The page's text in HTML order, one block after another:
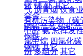
气 沥青烟 饮食
有机污染物（碳
甲醛 氨 总挥发
氯甲烷 四氯化碳
份 多组分 其它
锗 锑 钋 其它
合金
铜铅合金 铅钯
钢铁
钢铁 其它